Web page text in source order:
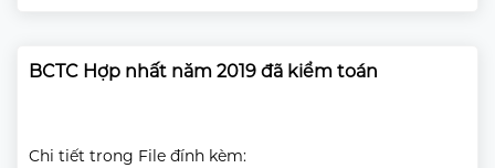
BCTC Hợp nhất năm 2019 đã kiểm toán
Chi tiết trong File đính kèm: